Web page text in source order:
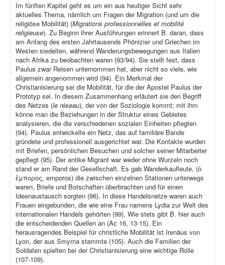
Im fünften Kapitel geht es um ein aus heutiger Sicht sehr
aktuelles Thema, nämlich um Fragen der Migration (und um die
religiöse Mobilität) (Migrations professionnelles et mobilité
religieuse). Zu Beginn ihrer Ausführungen erinnert B. daran, dass
am Anfang des ersten Jahrtausends Phönizier und Griechen im
Westen siedelten, während Wanderungsbewegungen aus Italien
nach Afrika zu beobachten waren (93/94). Sie stellt fest, dass
Paulus zwar Reisen unternommen hat, aber nicht so viele, wie
allgemein angenommen wird (94). Ein Merkmal der
Christianisierung sei die Mobilität, für die der Apostel Paulus der
Prototyp sei. In diesem Zusammenhang erläutert sie den Begriff
des Netzes (le réseau), der von der Soziologie kommt; mit ihm
könne man die Beziehungen in der Struktur eines Gebietes
analysieren, die die verschiedenen sozialen Einheiten pflegten
(94). Paulus entwickelte ein Netz, das auf familiäre Bande
gründete und professionell ausgerichtet war. Die Kontakte wurden
mit Briefen, persönlichen Besuchen und solcher seiner Mitarbeiter
gepflegt (95). Der antike Migrant war weder ohne Wurzeln noch
stand er am Rand der Gesellschaft. Es gab Wanderkaufleute, (ὁ
ἔμπορος, emporos) die zwischen einzelnen Stationen unterwegs
waren, Briefe und Botschaften überbrachten und für einen
Ideenaustausch sorgten (96). In diese Handelsnetze waren auch
Frauen eingebunden, die wie eine Frau namens Lydia zur Welt des
internationalen Handels gehörten (99). Wie stets gibt B. hier auch
die entscheidenden Quellen an (Ac 16, 13-15). Ein
herausragendes Beispiel für christliche Mobilität ist Irenäus von
Lyon, der aus Smyrna stammte (105). Auch die Familien der
Soldaten spielten bei der Christianisierung eine wichtige Rolle
(107-109).